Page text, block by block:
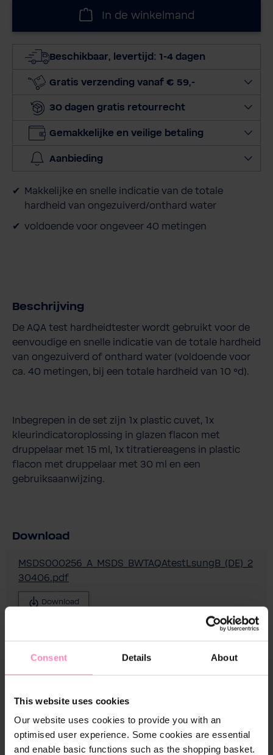
Consent Details About
This website uses cookies
Our website uses cookies to provide you with an
optimised user experience. Some cookies are essential
and enable basic functions such as the shopping basket.
c
e
h
e
In de winkelmand
Beschikbaar, levertijd: 1-4 dagen
Gratis verzending vanaf € 59,-
30 dagen gratis retourrecht
Gemakkelijke en veilige betaling
Aanbieding
Makkelijke en snelle indicatie van de totale
hardheid van ongezuiverd/onthard water
voldoende voor ongeveer 40 metingen
Beschrijving
De AQA test hardheidtester wordt gebruikt voor de
eenvoudige en snelle indicatie van de totale hardheid
van ongezuiverd of onthard water (voldoende voor
ca. 40 metingen, bij een totale hardheid van 10 °d).
Inbegrepen in de set zijn 1x plastic cuvet, 1x
kleurindicatoroplossing in glazen flacon met
druppelaar met 15 ml, 1x titratiereagens in plastic
flacon met druppelaar met 30 ml en een
gebruiksaanwijzing.
Download
MSDS000256_A_MSDS_BWTAQAtestLsungB_(DE)_2
30406.pdf
Download
n)_230406.pdf
Download
30313.pdf
Download